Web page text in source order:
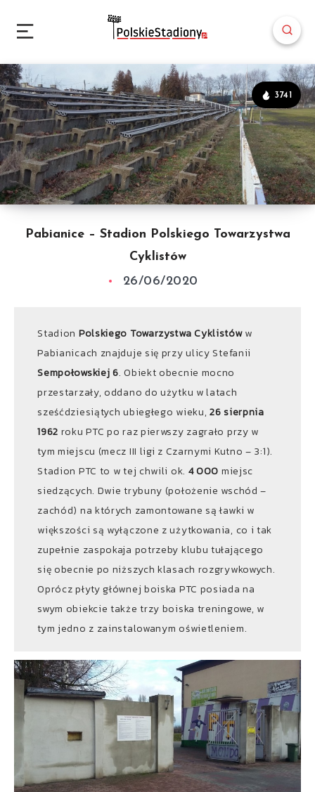
Pabianice – Stadion Polskiego Towarzystwa
Cyklistów
3741
26/06/2020
Stadion Polskiego Towarzystwa Cyklistóww
Pabianicach znajduje się przy ulicy Stefanii
Sempołowskiej 6. Obiekt obecnie mocno
przestarzały, oddano do użytku w latach
sześćdziesiątych ubiegłego wieku,26 sierpnia
1962 roku PTC po raz pierwszy zagrało przy w
tym miejscu (mecz III ligi z Czarnymi Kutno – 3:1).
Stadion PTC to w tej chwili ok. 4 000 miejsc
siedzących. Dwie trybuny (położenie wschód –
zachód) na których zamontowane są ławki w
większości są wyłączone z użytkowania, co i tak
zupełnie zaspokaja potrzeby klubu tułającego
się obecnie po niższych klasach rozgrywkowych.
Oprócz płyty głównej boiska PTC posiada na
swym obiekcie także trzy boiska treningowe, w
tym jedno z zainstalowanym oświetleniem.